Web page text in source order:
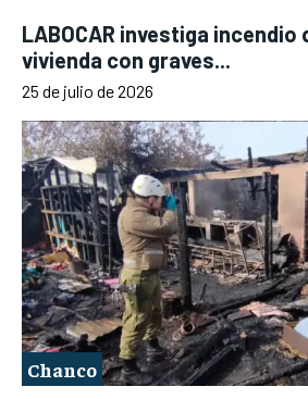
LABOCAR investiga incendio
vivienda con graves...
25 de julio de 2026
Chanco